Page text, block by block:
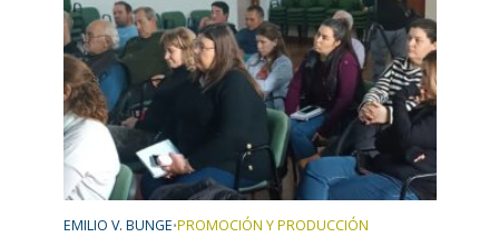
EMILIO V. BUNGE•PROMOCIÓN Y PRODUCCIÓN